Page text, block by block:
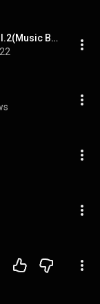
2022 Winter Songs Best Hits, Vol.2(Music Box)